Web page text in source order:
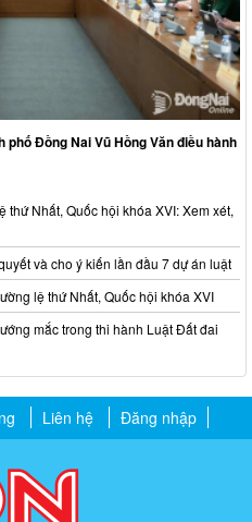
Đồng Nai Vũ Hồng Văn điều hành
Nhất, Quốc hội khóa XVI: Xem xét,
và cho ý kiến lần đầu 7 dự án luật
lệ thứ Nhất, Quốc hội khóa XVI
mắc trong thi hành Luật Đất đai
Liên hệ Đăng nhập